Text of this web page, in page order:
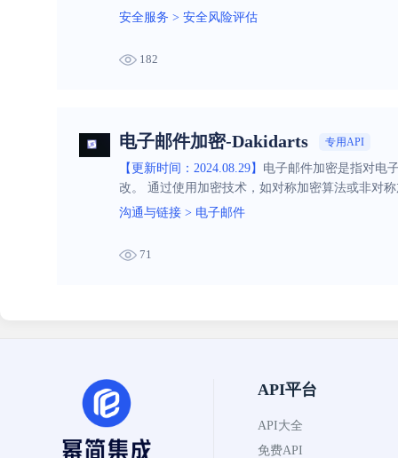
安全服务 > 安全风险评估
182
电子邮件加密-Dakidarts 专用API
【更新时间：2024.08.29】 电子邮件加密是指对电
改。 通过使用加密技术，如对称加密算法或非对
以提高电子邮件的安全性和隐私保护程度。
沟通与链接 > 电子邮件
71
API平台
API大全
免费API